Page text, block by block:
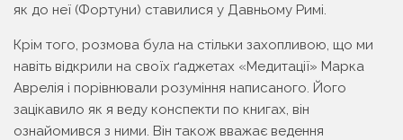
як до неї (Фортуни) ставилися у Давньому Римі.
Крім того, розмова була на стільки захопливою, що ми
навіть відкрили на своїх ґаджетах «Медитації» Марка
Аврелія і порівнювали розуміння написаного. Його
зацікавило як я веду конспекти по книгах, він
ознайомився з ними. Він також вважає ведення